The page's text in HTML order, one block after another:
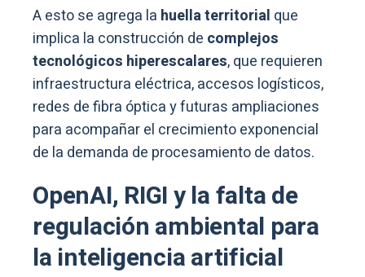
A esto se agrega la huella territorial que
implica la construcción de complejos
tecnológicos hiperescalares, que requieren
infraestructura eléctrica, accesos logísticos,
redes de fibra óptica y futuras ampliaciones
para acompañar el crecimiento exponencial
de la demanda de procesamiento de datos.
OpenAI, RIGI y la falta de
regulación ambiental para
la inteligencia artificial